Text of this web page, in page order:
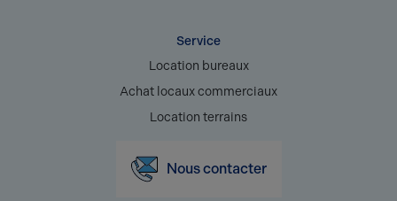
Service
Location bureaux
Achat locaux commerciaux
Location terrains
Nous contacter